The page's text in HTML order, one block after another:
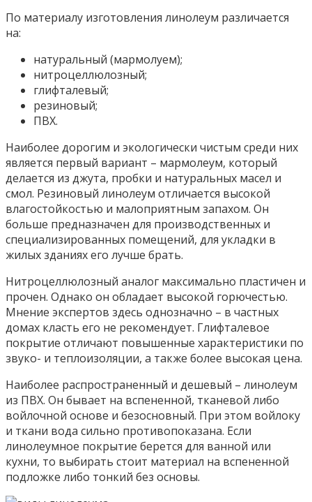
По материалу изготовления линолеум различается
на:
натуральный (мармолуем);
нитроцеллюлозный;
глифталевый;
резиновый;
ПВХ.
Наиболее дорогим и экологически чистым среди них
является первый вариант – мармолеум, который
делается из джута, пробки и натуральных масел и
смол. Резиновый линолеум отличается высокой
влагостойкостью и малоприятным запахом. Он
больше предназначен для производственных и
специализированных помещений, для укладки в
жилых зданиях его лучше брать.
Нитроцеллюлозный аналог максимально пластичен и
прочен. Однако он обладает высокой горючестью.
Мнение экспертов здесь однозначно – в частных
домах класть его не рекомендует. Глифталевое
покрытие отличают повышенные характеристики по
звуко- и теплоизоляции, а также более высокая цена.
Наиболее распространенный и дешевый – линолеум
из ПВХ. Он бывает на вспененной, тканевой либо
войлочной основе и безосновный. При этом войлоку
и ткани вода сильно противопоказана. Если
линолеумное покрытие берется для ванной или
кухни, то выбирать стоит материал на вспененной
подложке либо тонкий без основы.